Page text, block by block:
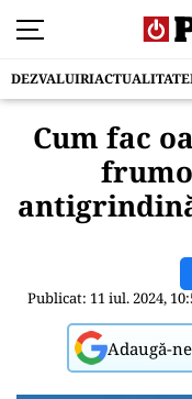
DEZVALUIRIACTUALITATE
Cum fac
Publicat: 11 iul. 2024,
Adaugă-